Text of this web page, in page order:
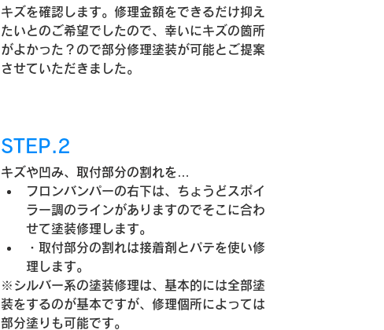
キズを確認します。修理金額をできるだけ抑え
たいとのご希望でしたので、幸いにキズの箇所
がよかった？ので部分修理塗装が可能とご提案
させていただきました。
STEP.2
キズや凹み、取付部分の割れを…
フロンバンパーの右下は、ちょうどスポイ
ラー調のラインがありますのでそこに合わ
せて塗装修理します。
・取付部分の割れは接着剤とパテを使い修
理します。
※シルバー系の塗装修理は、基本的には全部塗
装をするのが基本ですが、修理個所によっては
部分塗りも可能です。